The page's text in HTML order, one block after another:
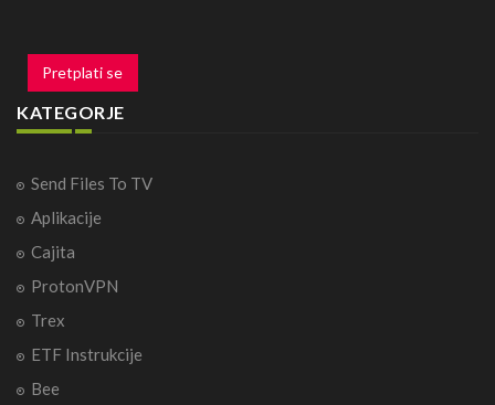
Pretplati se
KATEGORJE
Send Files To TV
Aplikacije
Cajita
ProtonVPN
Trex
ETF Instrukcije
Bee